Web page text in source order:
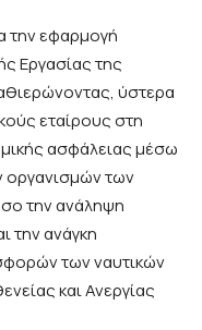
την εφαρμογή
Εργασίας της
ύστερα
εταίρους στη
ασφάλειας μέσω
οργανισμών των
την ανάληψη
την ανάγκη
των ναυτικών
και Ανεργίας